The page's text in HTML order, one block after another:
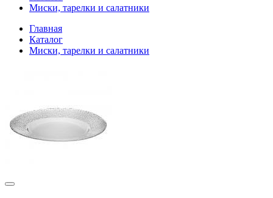
Миски, тарелки и салатники
Главная
Каталог
Миски, тарелки и салатники